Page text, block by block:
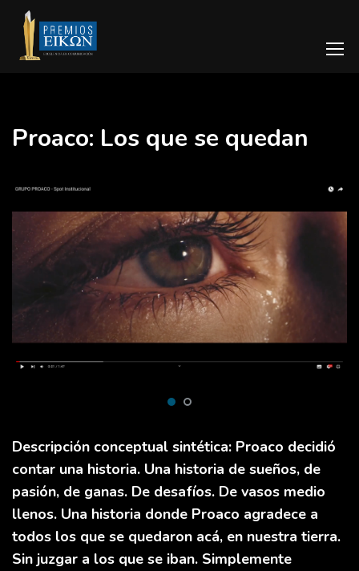
Proaco: Los que se quedan
Descripción conceptual sintética: Proaco decidió
contar una historia. Una historia de sueños, de
pasión, de ganas. De desafíos. De vasos medio
llenos. Una historia donde Proaco agradece a
todos los que se quedaron acá, en nuestra tierra.
Sin juzgar a los que se iban. Simplemente